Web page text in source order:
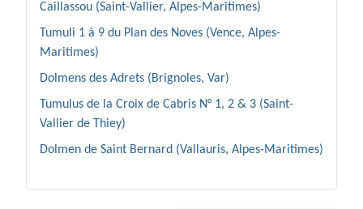
Caillassou (Saint-Vallier, Alpes-Maritimes)
Tumuli 1 à 9 du Plan des Noves (Vence, Alpes-
Maritimes)
Dolmens des Adrets (Brignoles, Var)
Tumulus de la Croix de Cabris N° 1, 2 & 3 (Saint-
Vallier de Thiey)
Dolmen de Saint Bernard (Vallauris, Alpes-Maritimes)